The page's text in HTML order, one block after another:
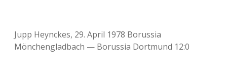
Jupp Heynckes, 29. April 1978 Borussia
Mönchengladbach — Borussia Dortmund 12:0